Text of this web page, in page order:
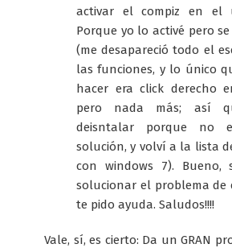
activar el compiz en el
Porque yo lo activé pero
(me desapareció todo el
las funciones, y lo único
hacer era click derecho
pero nada más; así
deisntalar porque no
solución, y volví a la lista
con windows 7). Bueno,
solucionar el problema de
te pido ayuda. Saludos!!!!
Vale, sí, es cierto: Da un GRAN